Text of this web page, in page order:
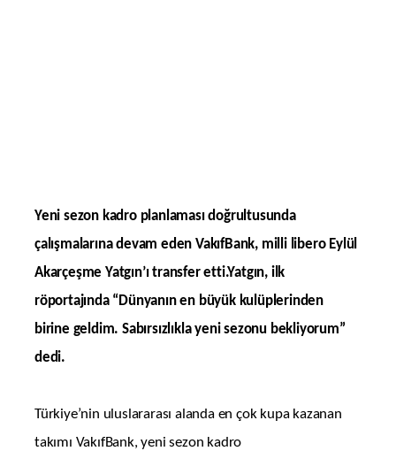
Yeni sezon kadro planlaması doğrultusunda
çalışmalarına devam eden VakıfBank, milli libero Eylül
Akarçeşme Yatgın’ı transfer etti.Yatgın, ilk
röportajında “Dünyanın en büyük kulüplerinden
birine geldim. Sabırsızlıkla yeni sezonu bekliyorum”
dedi.
Türkiye’nin uluslararası alanda en çok kupa kazanan
takımı VakıfBank, yeni sezon kadro